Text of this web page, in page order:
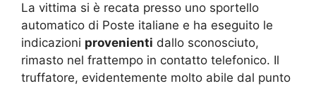
La vittima si è recata presso uno sportello
automatico di Poste italiane e ha eseguito le
indicazioni provenienti dallo sconosciuto,
rimasto nel frattempo in contatto telefonico. Il
truffatore, evidentemente molto abile dal punto